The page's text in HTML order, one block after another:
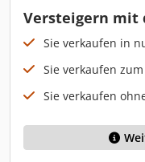
Versteigern mit
Sie verkaufen in
Sie verkaufen
Sie verkaufen